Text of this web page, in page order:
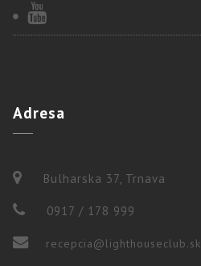
Adresa
Bulharska 37, Trnava
0917 / 178 999
recepcia@lighthouseclub.sk